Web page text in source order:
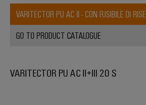
VARITECTOR PU AC II - CON FUSIBILE DI
GO TO PRODUCT CATALOGUE
VARITECTOR PU AC II+III 20 S